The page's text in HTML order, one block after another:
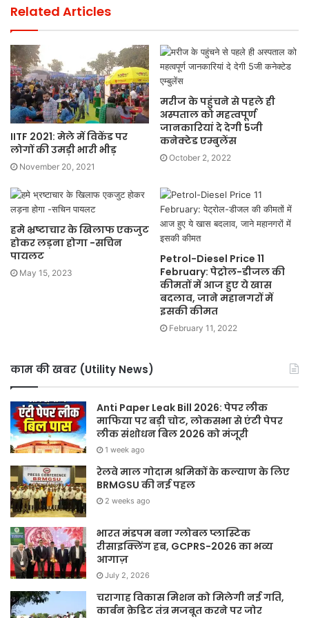
Related Articles
IITF 2021: मेले में विकेंड पर
लोगों की उमड़ी भारी भीड़
November 20, 2021
मरीज के पहुंचने से पहले ही
अस्पताल को महत्वपूर्ण
जानकारियां दे देगी 5जी
कनेक्टेड एम्बुलेंस
October 2, 2022
हमे भ्रष्टाचार के खिलाफ एकजुट
होकर लड़ना होगा -सचिन
पायलट
May 15, 2023
Petrol-Diesel Price 11
February: पेट्रोल-डीजल की
कीमतों में आज हुए ये खास
बदलाव, जाने महानगरों में
इसकी कीमत
February 11, 2022
काम की खबर (Utility News)
Anti Paper Leak Bill 2026: पेपर लीक
माफिया पर बड़ी चोट, लोकसभा से एंटी पेपर
लीक संशोधन बिल 2026 को मंजूरी
1 week ago
रेलवे माल गोदाम श्रमिकों के कल्याण के लिए
BRMGSU की नई पहल
2 weeks ago
भारत मंडपम बना ग्लोबल प्लास्टिक
रीसाइक्लिंग हब, GCPRS-2026 का भव्य
आगाज़
July 2, 2026
चरागाह विकास मिशन को मिलेगी नई गति,
कार्बन क्रेडिट तंत्र मजबूत करने पर जोर